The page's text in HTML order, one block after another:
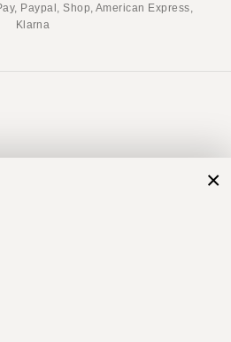
×
Paypal, Shop, American Express,
Klarna